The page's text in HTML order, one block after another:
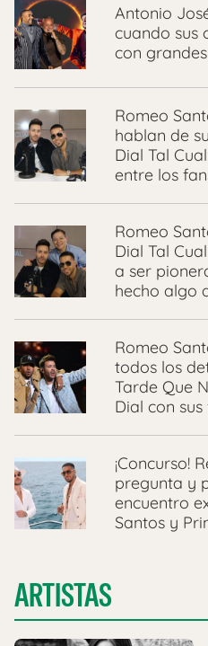
Antonio
cuando sus
con
Romeo
hablan de
Dial Tal
entre los
Romeo
Dial Tal
a ser
hecho algo
Romeo
todos los
Tarde Que
Dial con sus
¡Concurso!
pregunta y
encuentro
Santos y
ARTISTAS